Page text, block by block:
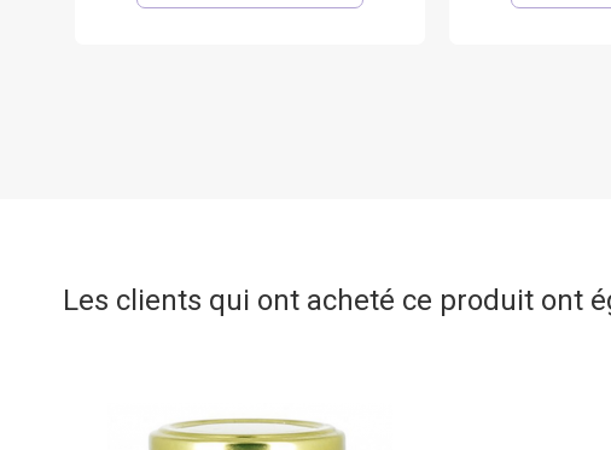
Les clients qui ont acheté ce produit ont